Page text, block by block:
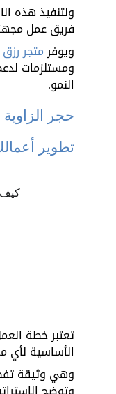
ولتنفيذ هذه
فريق عمل مجهز
ويوفر متجر
ومستلزمات
النمو.
تطوير
الأساسية لأي
وهي وثيقة